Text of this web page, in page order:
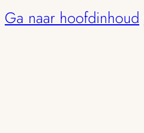
Ga naar hoofdinhoud